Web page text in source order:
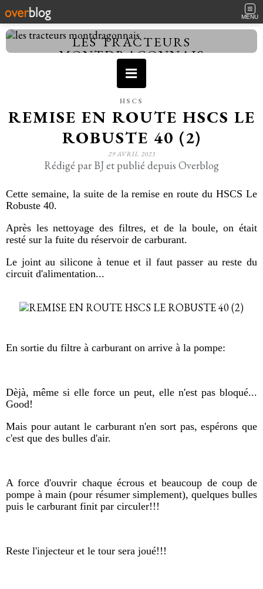
MENU
LES TRACTEURS
MONTDRAGONNAIS
HSCS
REMISE EN ROUTE HSCS LE
ROBUSTE 40 (2)
29 AVRIL 2023
Rédigé par BJ et publié depuis Overblog
Cette semaine, la suite de la remise en route du HSCS Le
Robuste 40.
Après les nettoyage des filtres, et de la boule, on était
resté sur la fuite du réservoir de carburant.
Le joint au silicone à tenue et il faut passer au reste du
circuit d'alimentation...
En sortie du filtre à carburant on arrive à la pompe:
Dèjà, même si elle force un peut, elle n'est pas bloqué...
Good!
Mais pour autant le carburant n'en sort pas, espérons que
c'est que des bulles d'air.
A force d'ouvrir chaque écrous et beaucoup de coup de
pompe à main (pour résumer simplement), quelques bulles
puis le carburant finit par circuler!!!
Reste l'injecteur et le tour sera joué!!!